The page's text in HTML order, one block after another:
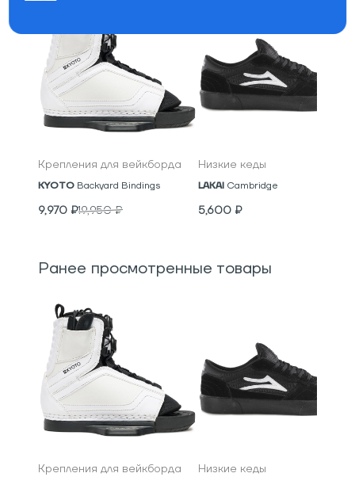
Крепления для вейкборда
KYOTO Backyard Bindings
9,970 ₽19,950₽
Низкие кеды
LAKAI Cambridge
5,600 ₽
Ранее просмотренные товары
Крепления для вейкборда Низкие кеды